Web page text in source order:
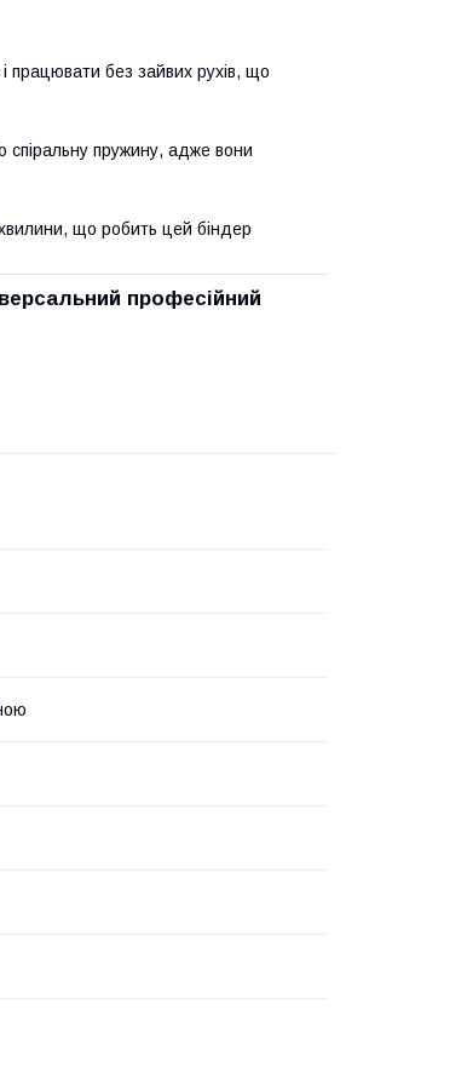
працювати без зайвих рухів, що
спіральну пружину, адже вони
що робить цей біндер
професійний